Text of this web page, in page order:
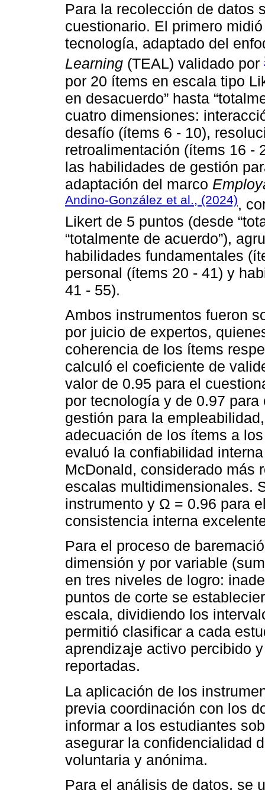
Para la recolección de datos
cuestionario. El primero
tecnología, adaptado del
Learning (TEAL) validado por
por 20 ítems en escala tipo
en desacuerdo” hasta
cuatro dimensiones:
desafío (ítems 6 - 10),
retroalimentación (ítems 16 -
las habilidades de gestión
adaptación del marco
Andino-González et al., (2024),
Likert de 5 puntos (desde
“totalmente de acuerdo”),
habilidades fundamentales
personal (ítems 20 - 41) y
41 - 55).
Ambos instrumentos fueron
por juicio de expertos,
coherencia de los ítems
calculó el coeficiente de
valor de 0.95 para el
por tecnología y de 0.97
gestión para la
adecuación de los ítems a
evaluó la confiabilidad
McDonald, considerado más
escalas multidimensionales.
instrumento y Ω = 0.96 para
consistencia interna
Para el proceso de
dimensión y por variable
en tres niveles de logro:
puntos de corte se
escala, dividiendo los
permitió clasificar a cada
aprendizaje activo percibido
reportadas.
La aplicación de los
previa coordinación con los
informar a los estudiantes
asegurar la confidencialidad
voluntaria y anónima.
Para el análisis de datos, se